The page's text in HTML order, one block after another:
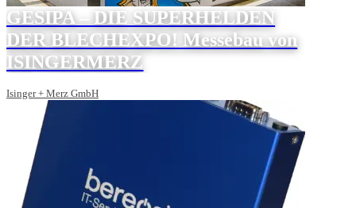
GESIPA – DIE SUPERHELDEN
DER BLECHEXPO! Messebau von
ISINGERMERZ
Isinger + Merz GmbH